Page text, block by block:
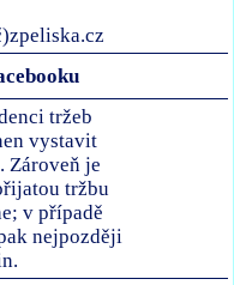
tržeb
vystavit
Zároveň je
tržbu
v případě
nejpozději